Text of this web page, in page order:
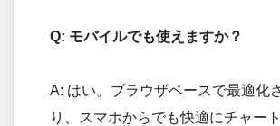
Q: モバイルでも使えますか？
A: はい。ブラウザベースで最適化
り、スマホからでも快適にチャー